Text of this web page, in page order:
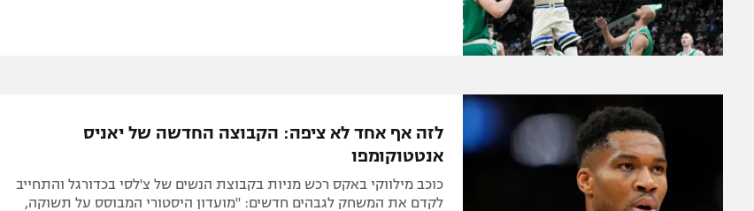
לזה אף אחד לא ציפה: הקבוצה החדשה של יאניס
אנטטוקומפו
כוכב מילווקי באקס רכש מניות בקבוצת הנשים של צ'לסי בכדורגל והתחייב
לקדם את המשחק לגבהים חדשים: "מועדון היסטורי המבוסס על תשוקה,